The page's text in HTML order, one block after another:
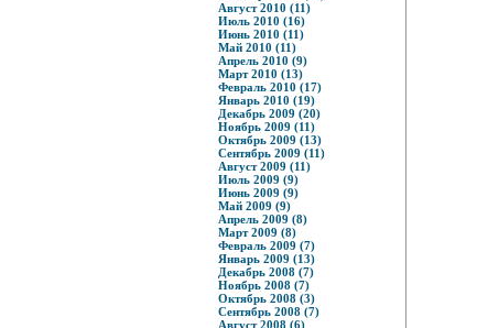
Август 2010 (11)
Июль 2010 (16)
Июнь 2010 (11)
Май 2010 (11)
Апрель 2010 (9)
Март 2010 (13)
Февраль 2010 (17)
Январь 2010 (19)
Декабрь 2009 (20)
Ноябрь 2009 (11)
Октябрь 2009 (13)
Сентябрь 2009 (11)
Август 2009 (11)
Июль 2009 (9)
Июнь 2009 (9)
Май 2009 (9)
Апрель 2009 (8)
Март 2009 (8)
Февраль 2009 (7)
Январь 2009 (13)
Декабрь 2008 (7)
Ноябрь 2008 (7)
Октябрь 2008 (3)
Сентябрь 2008 (7)
Август 2008 (6)